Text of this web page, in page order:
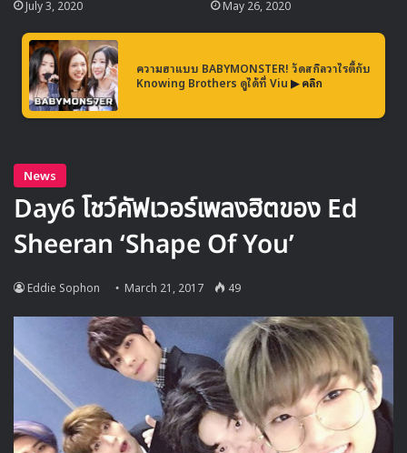
PRISTIN
July 3, 2020 May 26, 2020
ความฮาแบบ BABYMONSTER! วัดสกิลวาไรตี้กับ
Knowing Brothers ดูได้ที่ Viu ▶ คลิก